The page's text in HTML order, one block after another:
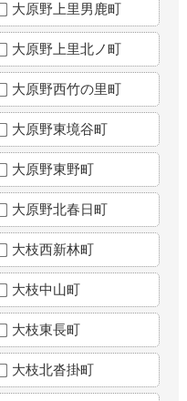
大原野上里男鹿町
大原野上里北ノ町
大原野西竹の里町
大原野東境谷町
大原野東野町
大原野北春日町
大枝西新林町
大枝中山町
大枝東長町
大枝北沓掛町